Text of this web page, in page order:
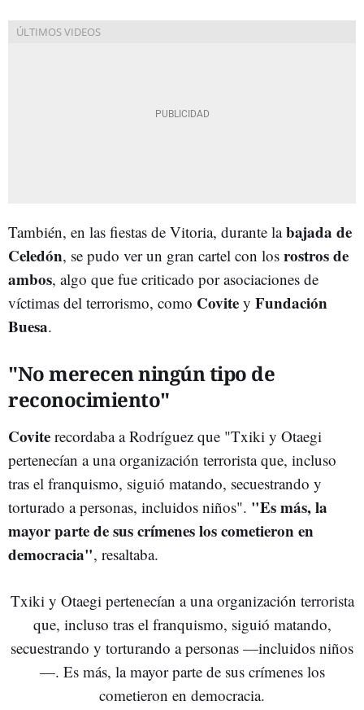
También, en las fiestas de Vitoria, durante labajada de
Celedón, se pudo ver un gran cartel con los rostros de
ambos, algo que fue criticado por asociaciones de
víctimas del terrorismo, como Covite y Fundación
Buesa.
"No merecen ningún tipo de
reconocimiento"
Covite recordaba a Rodríguez que "Txiki y Otaegi
pertenecían a una organización terrorista que, incluso
tras el franquismo, siguió matando, secuestrando y
torturado a personas, incluidos niños". "Es más, la
mayor parte de sus crímenes los cometieron en
democracia", resaltaba.
Txiki y Otaegi pertenecían a una organización terrorista
que, incluso tras el franquismo, siguió matando,
secuestrando y torturando a personas —incluidos niños
—. Es más, la mayor parte de sus crímenes los
cometieron en democracia.